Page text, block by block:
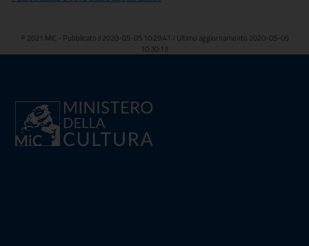
© 2021 MiC - Pubblicato il 2020-05-05 10:29:41 / Ultimo aggiornamento 2020-05-05
10:30:13